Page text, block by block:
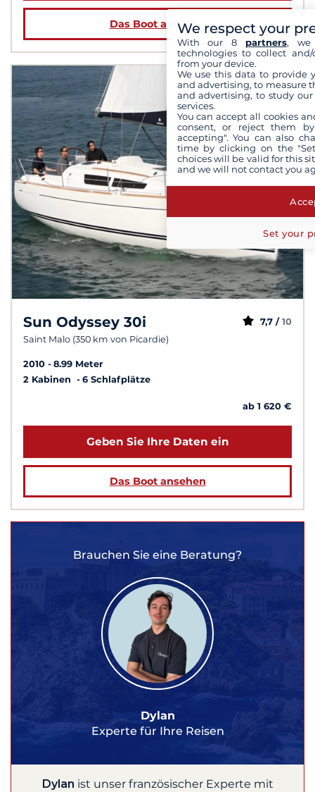
Das Boot ansehen
Sun Odyssey 30i
Saint Malo (350 km von Picardie)
7,7 / 10
2010
8.99 Meter
2 Kabinen
6 Schlafplätze
ab 1 620 €
Geben Sie Ihre Daten ein
Das Boot ansehen
Brauchen Sie eine Beratung?
Dylan
Experte für Ihre Reisen
Dylan ist unser französischer Experte mit
We respect your
With our 8 partners, we
technologies to collect
from your device.
We use this data to provide
and advertising, to measure
and advertising, to study
services.
You can accept all cookies
consent, or reject them
accepting". You can also
time by clicking on the
choices will be valid for this
and we will not contact you
Set your